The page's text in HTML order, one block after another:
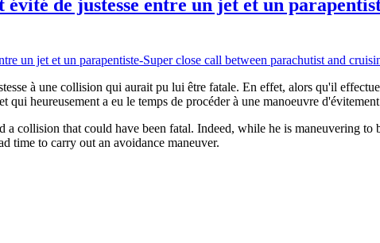
de justesse entre un jet et un
à une collision qui aurait pu lui être fatale. En effet, alors qu'il
qui heureusement a eu le temps de procéder à une manoeuvre
collision that could have been fatal. Indeed, while he is maneuvering
time to carry out an avoidance maneuver.